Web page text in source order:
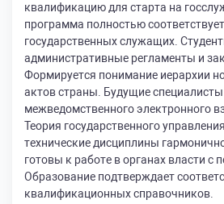
квалификацию для старта на
программа полностью
государственных служащих.
административные регламенты и
Формируется понимание иерархии
актов страны. Будущие
межведомственного электронного
Теория государственного
технические дисциплины
готовы к работе в органах власти с
Образование подтверждает
квалификационных справочников.